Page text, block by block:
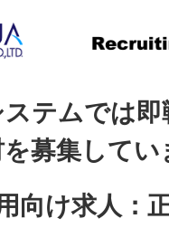
テムでは即
を募集してい
向け求人：